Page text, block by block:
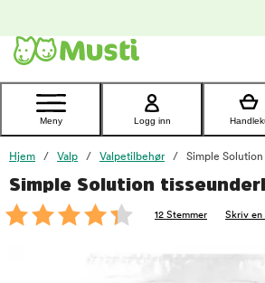
Kontakt
kundeservice
Meny Logg inn
Hjem Valp Valpetilbehør Simple
Simple Solution
12 Stemmer Skriv en
foo